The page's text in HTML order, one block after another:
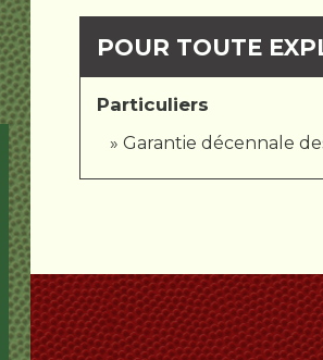
POUR TOUTE
Particuliers
Garantie décennale